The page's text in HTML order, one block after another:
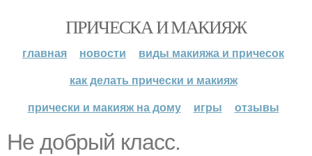
ПРИЧЕСКА И МАКИЯЖ
главная новости
виды макияжа и причесок
как делать прически и макияж
прически и макияж на дому
игры отзывы
Не добрый класс.